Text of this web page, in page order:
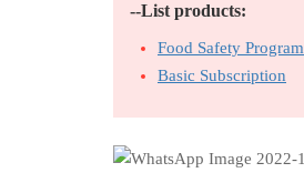
--List products:
Food Safety Program
Basic Subscription